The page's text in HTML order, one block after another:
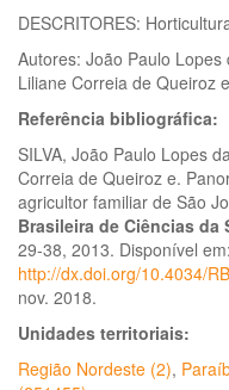
DESCRITORES:
Autores: João Paulo Lopes
Liliane Correia de Queiroz
Referência bibliográfica:
SILVA, João Paulo Lopes
Correia de Queiroz e.
agricultor familiar de São
Brasileira de Ciências da
29-38, 2013. Disponível em:
http://dx.doi.org/10.4034/
nov. 2018.
Unidades territoriais:
Região Nordeste (2),